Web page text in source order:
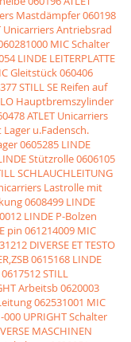
Mastdämpfer060198
Unicarriers Antriebsrad
MIC Schalter
LINDE LEITERPLATTE
Gleitstück060406
STILL SE Reifen auf
Hauptbremszylinder
ATLET Unicarriers
Lager u.Fadensch.
0605285 LINDE
Stützrolle0606105
SCHLAUCHLEITUNG
Lastrolle mit
0608499 LINDE
LINDE P-Bolzen
pin 061214009 MIC
DIVERSE ET TESTO
0615168 LINDE
0617512 STILL
Arbeitsb0620003
062531001 MIC
000 UPRIGHT Schalter
MASCHINEN